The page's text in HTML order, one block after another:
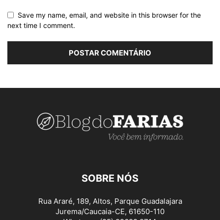
Save my name, email, and website in this browser for the
next time I comment.
SOBRE NÓS
Rua Araré, 189, Altos, Parque Guadalajara
Jurema/Caucaia-CE, 61650-110